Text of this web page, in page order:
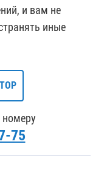
и вам не
иные
номеру
75